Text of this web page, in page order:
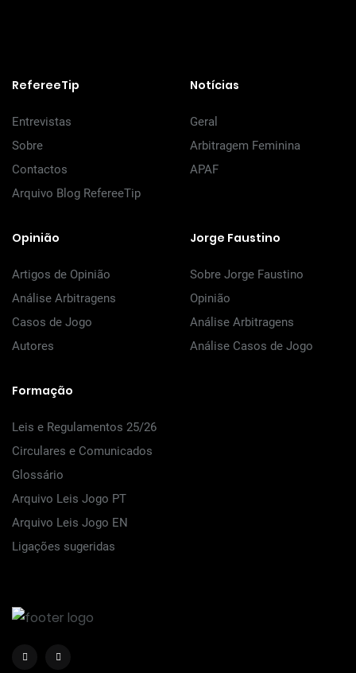
RefereeTip
Entrevistas
Sobre
Contactos
Arquivo Blog RefereeTip
Notícias
Geral
Arbitragem Feminina
APAF
Opinião
Artigos de Opinião
Análise Arbitragens
Casos de Jogo
Autores
Jorge Faustino
Sobre Jorge Faustino
Opinião
Análise Arbitragens
Análise Casos de Jogo
Formação
Leis e Regulamentos 25/26
Circulares e Comunicados
Glossário
Arquivo Leis Jogo PT
Arquivo Leis Jogo EN
Ligações sugeridas